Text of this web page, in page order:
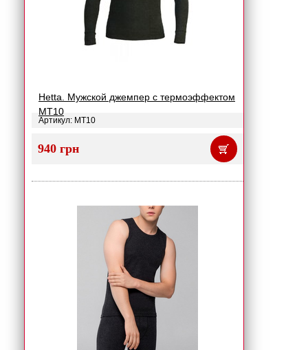
Hetta. Мужской джемпер с термоэффектом
MT10
Артикул: MT10
940 грн